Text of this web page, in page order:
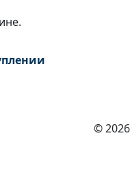
© 2026